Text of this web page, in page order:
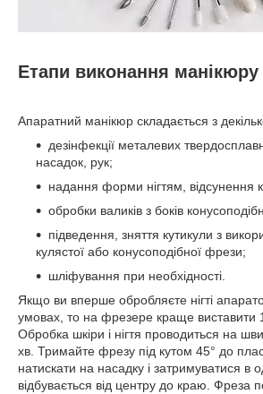
Етапи виконання
Апаратний манікюр складається з
дезінфекції металевих
насадок, рук;
надання форми нігтям, відсунення
обробки валиків з боків
підведення, зняття кутикули з
кулястої або конусоподібної фрези;
шліфування при необхідності.
Якщо ви вперше обробляєте нігті
умовах, то на фрезере краще виставити
Обробка шкіри і нігтя проводиться на
хв. Тримайте фрезу під кутом 45° до
натискати на насадку і затримуватися в
відбувається від центру до краю. Фреза